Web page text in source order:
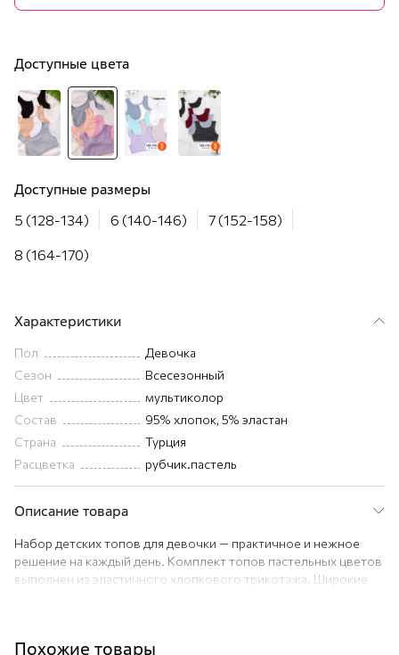
Доступные цвета
Доступные размеры
5 (128-134) 6 (140-146) 7 (152-158)
8 (164-170)
Характеристики
Пол
Девочка
Сезон
Всесезонный
Цвет
мультиколор
Состав
95% хлопок, 5% эластан
Страна
Турция
Расцветка
рубчик.пастель
Описание товара
Набор детских топов для девочки — практичное и нежное
решение на каждый день. Комплект топов пастельных цветов
выполнен из эластичного хлопкового трикотажа. Широкие
— классический однотонный топ выполнен из нежной
Похожие товары